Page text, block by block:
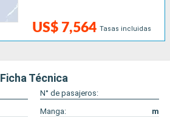
US$ 7,564 Tasas incluidas
Ficha Técnica
N° de pasajeros:
Manga:
m